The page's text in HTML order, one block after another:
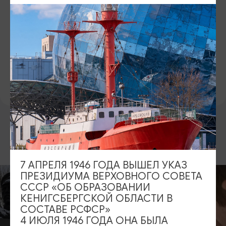
Официальный сайтВКонтакте
ПРЕДЛОЖИТЬ ИНФОРМАЦИЮ
ДРУГИЕ МЕСТА
7 АПРЕЛЯ 1946 ГОДА ВЫШЕЛ УКАЗ
ПРЕЗИДИУМА ВЕРХОВНОГО СОВЕТА
СССР «ОБ ОБРАЗОВАНИИ
КЕНИГСБЕРГСКОЙ ОБЛАСТИ В
СОСТАВЕ РСФСР»
4 ИЮЛЯ 1946 ГОДА ОНА БЫЛА